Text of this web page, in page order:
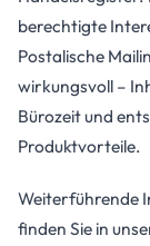
berechtigte
Postalische
wirkungsvoll –
Bürozeit und
Produktvorteile.
Weiterführende
finden Sie in